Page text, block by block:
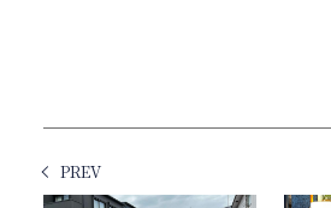
PREV